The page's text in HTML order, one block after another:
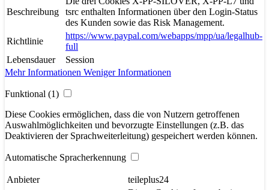
Beschreibung
tsrc enthalten Informationen über den Login-Status
des Kunden sowie das Risk Management.
Richtlinie
https://www.paypal.com/webapps/mpp/ua/legalhub-
full
Lebensdauer
Session
Mehr Informationen Weniger Informationen
Funktional (1)
Diese Cookies ermöglichen, dass die von Nutzern getroffenen
Auswahlmöglichkeiten und bevorzugte Einstellungen (z.B. das
Deaktivieren der Sprachweiterleitung) gespeichert werden können.
Automatische Spracherkennung
Anbieter
teileplus24